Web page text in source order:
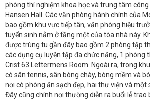
phòng thí nghiệm khoa học và trung tâm
Hansen Hall. Các văn phòng hành chính của
bao gồm khu vực tiếp tân, văn phòng hiệu
tuyển sinh nằm ở tầng một của tòa nhà này.
được trùng tu gần đây bao gồm 2 phòng tập
các dụng cụ luyện tập đa chức năng, 1 phòng
Crist 63 Lettermens Room. Ngoài ra, trong
có sân tennis, sân bóng chày, bóng mềm và
nơi có phòng ăn sạch đẹp, hai thư viện và một
Đây cũng chính nơi thường diễn ra buổi lễ trao